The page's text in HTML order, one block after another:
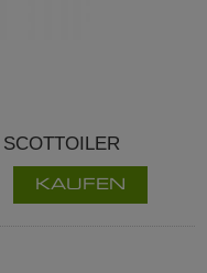
KAUFEN